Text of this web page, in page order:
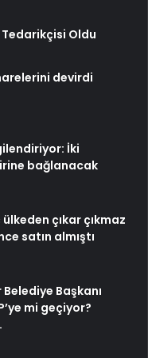
Tedarikçisi Oldu
devirdi
İki
bağlanacak
çıkar çıkmaz
satın almıştı
Başkanı
mi geçiyor?